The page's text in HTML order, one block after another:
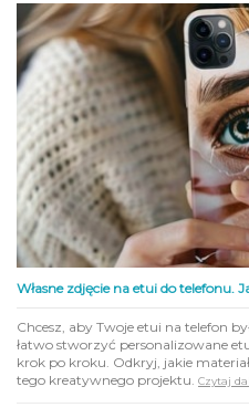
Własne zdjęcie na etui do telefonu.
Chcesz, aby Twoje etui na telefon
łatwo stworzyć personalizowane
krok po kroku. Odkryj, jakie
tego kreatywnego projektu. Czytaj